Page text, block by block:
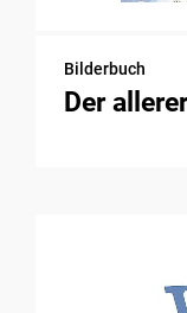
Bilderbuch
Der